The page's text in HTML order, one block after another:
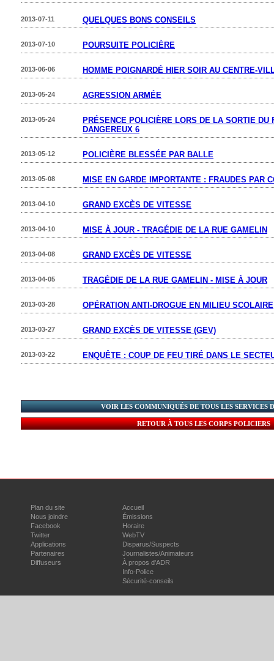
QUELQUES BONS CONSEILS
2013-07-11
POURSUITE POLICIÈRE
2013-07-10
HOMME POIGNARDÉ HIER SOIR AU CENTRE-
2013-06-06
AGRESSION ARMÉE
2013-05-24
PRÉSENCE POLICIÈRE LORS DE LA SORTIE DU
DANGEREUX 6
2013-05-24
POLICIÈRE BLESSÉE PAR BALLE
2013-05-12
MISE EN GARDE IMPORTANTE : FRAUDES PAR
2013-05-08
GRAND EXCÈS DE VITESSE
2013-04-10
MISE À JOUR - TRAGÉDIE DE LA RUE GAMELIN
2013-04-10
GRAND EXCÈS DE VITESSE
2013-04-08
TRAGÉDIE DE LA RUE GAMELIN - MISE À JOUR
2013-04-05
OPÉRATION ANTI-DROGUE EN MILIEU SCOLAIRE
2013-03-28
GRAND EXCÈS DE VITESSE (GEV)
2013-03-27
ENQUÊTE : COUP DE FEU TIRÉ DANS LE
2013-03-22
VOIR LES COMMUNIQUÉS DE TOUS LES SERVICES
RETOUR À TOUS LES CORPS POLICIERS
Plan du site
Nous joindre
Facebook
Twitter
Applications
Partenaires
Diffuseurs
Accueil
Émissions
Horaire
WebTV
Disparus/Suspects
Journalistes/Animateurs
À propos d'ADR
Info-Police
Sécurité-conseils